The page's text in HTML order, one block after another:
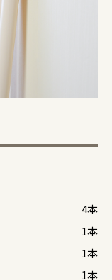
4本
1本
1本
1本